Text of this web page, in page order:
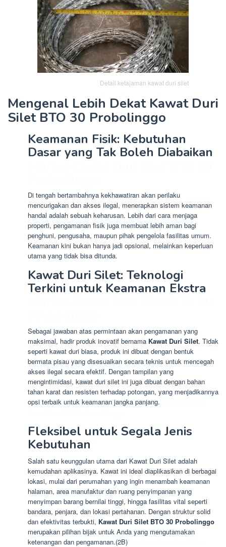
Detail ketajaman kawat duri silet
Mengenal Lebih Dekat Kawat Duri
Silet BTO 30 Probolinggo
Keamanan Fisik: Kebutuhan
Dasar yang Tak Boleh Diabaikan
Di tengah bertambahnya kekhawatiran akan perilaku
mencurigakan dan akses ilegal, menerapkan sistem keamanan
handal adalah sebuah keharusan. Lebih dari cara menjaga
properti, pengamanan fisik juga membuat lebih aman bagi
penghuni, pengusaha, maupun pihak pengelola fasilitas umum.
Keamanan kini bukan hanya jadi opsional, melainkan keperluan
utama yang tidak bisa ditunda.
Kawat Duri Silet: Teknologi
Terkini untuk Keamanan Ekstra
Sebagai jawaban atas permintaan akan pengamanan yang
maksimal, hadir produk inovatif bernama Kawat Duri Silet. Tidak
seperti kawat duri biasa, produk ini dibuat dengan bentuk
bermata pisau yang disesuaikan secara teknis untuk mencegah
akses ilegal secara efektif. Dengan tampilan yang
mengintimidasi, kawat duri silet ini juga dibuat dengan bahan
tahan karat dan resisten terhadap potongan, yang menjadikannya
opsi terbaik untuk keamanan jangka panjang.
Fleksibel untuk Segala Jenis
Kebutuhan
Salah satu keunggulan utama dari Kawat Duri Silet adalah
kemudahan aplikasinya. Kawat ini ideal diaplikasikan di berbagai
lokasi, mulai dari perumahan yang ingin menambah keamanan
halaman, area manufaktur dan ruang penyimpanan yang
menyimpan barang bernilai tinggi, hingga fasilitas vital seperti
bandara, penjara, dan lokasi pertahanan. Dengan struktur solid
dan efektivitas terbukti, Kawat Duri Silet BTO 30 Probolinggo
merupakan pilihan bijak untuk Anda yang mengutamakan
ketenangan dan pengamanan.(2B)